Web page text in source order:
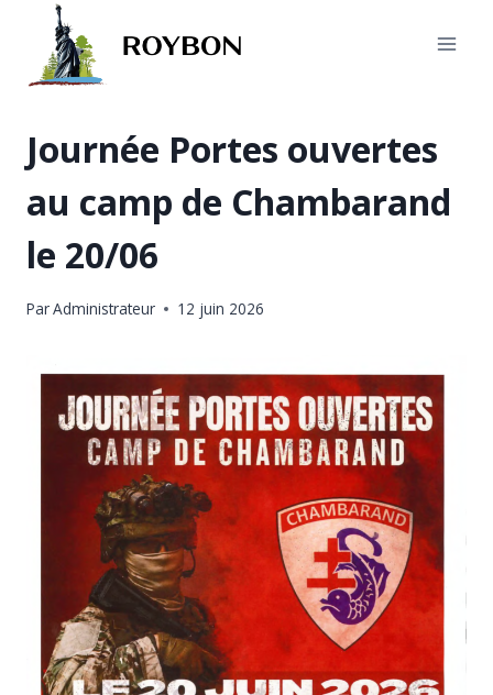
contenu
Journée Portes ouvertes
au camp de Chambarand
le 20/06
ParAdministrateur 12 juin 2026